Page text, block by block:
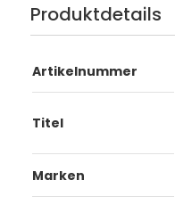
Produktdetails
Artikelnummer
Titel
Marken